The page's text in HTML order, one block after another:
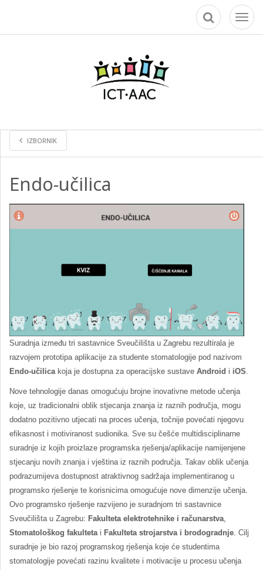
Toggle
IZBORNIK
Endo-učilica
Suradnja između tri sastavnice Sveučilišta u Zagrebu rezultirala je
razvojem prototipa aplikacije za studente stomatologije pod nazivom
Endo-učilicakoja je dostupna za operacijske sustave Android i iOS.
Nove tehnologije danas omogućuju brojne inovativne metode učenja
koje, uz tradicionalni oblik stjecanja znanja iz raznih područja, mogu
dodatno pozitivno utjecati na proces učenja, točnije povećati njegovu
efikasnost i motiviranost sudionika. Sve su češće multidisciplinarne
suradnje iz kojih proizlaze programska rješenja/aplikacije namijenjene
stjecanju novih znanja i vještina iz raznih područja. Takav oblik učenja
podrazumijeva dostupnost atraktivnog sadržaja implementiranog u
programsko rješenje te korisnicima omogućuje nove dimenzije učenja.
Ovo programsko rješenje razvijeno je suradnjom tri sastavnice
Sveučilišta u Zagrebu: Fakulteta elektrotehnike i računarstva,
Stomatološkog fakultetai Fakulteta strojarstva i brodogradnje. Cilj
suradnje je bio razoj programskog rješenja koje će studentima
stomatologije povećati razinu kvalitete i motivacije u procesu učenja